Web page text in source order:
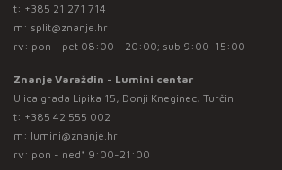
t: +385 21 271 714
m: split@znanje.hr
rv: pon - pet 08:00 - 20:00; sub 9:00-15:00
Znanje Varaždin - Lumini centar
Ulica grada Lipika 15, Donji Kneginec, Turčin
t: +385 42 555 002
m: lumini@znanje.hr
rv: pon - ned* 9:00-21:00